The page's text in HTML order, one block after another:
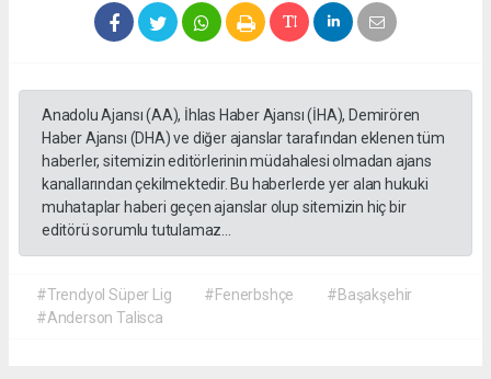
Anadolu Ajansı (AA), İhlas Haber Ajansı (İHA), Demirören
Haber Ajansı (DHA) ve diğer ajanslar tarafından eklenen tüm
haberler, sitemizin editörlerinin müdahalesi olmadan ajans
kanallarından çekilmektedir. Bu haberlerde yer alan hukuki
muhataplar haberi geçen ajanslar olup sitemizin hiç bir
editörü sorumlu tutulamaz...
#Trendyol Süper Lig #Fenerbshçe
#Başakşehir
#Anderson Talisca